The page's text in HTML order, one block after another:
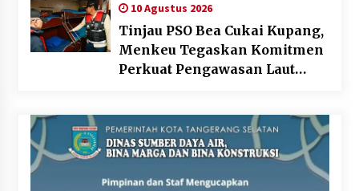
10 Agustus 2026
Tinjau PSO Bea Cukai Kupang,
Menkeu Tegaskan Komitmen
Perkuat Pengawasan Laut